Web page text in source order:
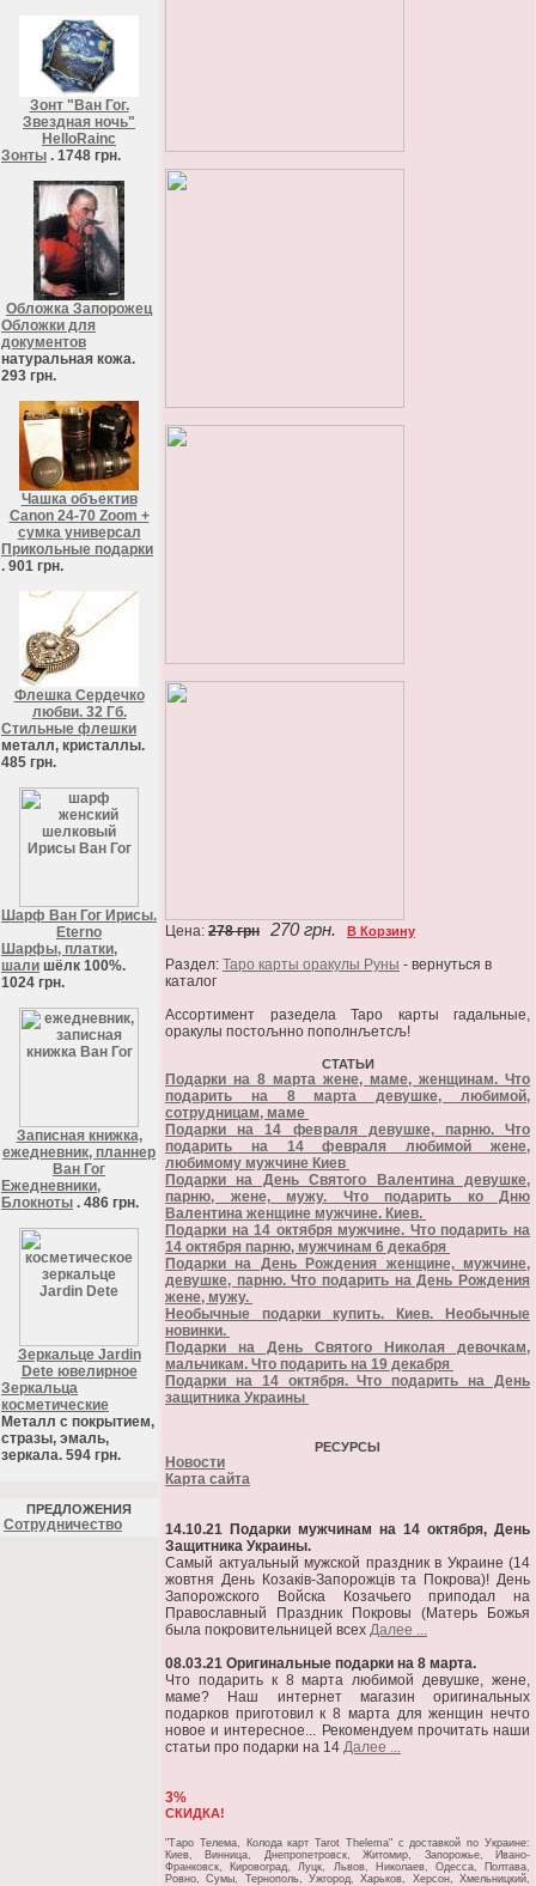
Зонт "Ван Гог.
Звездная ночь"
HelloRainc
Зонты . 1748 грн.
Обложка Запорожец
Обложки для
документов
натуральная кожа.
293 грн.
Чашка объектив
Canon 24-70 Zoom +
сумка универсал
Прикольные подарки
. 901 грн.
Флешка Сердечко
любви. 32 Гб.
Стильные флешки
металл, кристаллы.
485 грн.
Шарф Ван Гог Ирисы.
Eterno
Шарфы, платки,
шали шёлк 100%.
1024 грн.
Записная книжка,
ежедневник, планнер
Ван Гог
Ежедневники,
Блокноты . 486 грн.
Зеркальце Jardin
Dete ювелирное
Зеркальца
косметические
Металл с покрытием,
стразы, эмаль,
зеркала. 594 грн.
ПРЕДЛОЖЕНИЯ
Cотрудничество
Цена: 278 грн 270 грн. В Корзину
Раздел: Таро карты оракулы Руны - вернуться в
каталог
Ассортимент разедела Таро карты гадальные,
оракулы постољнно пополнљетсљ!
СТАТЬИ
Подарки на 8 марта жене, маме, женщинам. Что
подарить на 8 марта девушке, любимой,
сотрудницам, маме
Подарки на 14 февраля девушке, парню. Что
подарить на 14 февраля любимой жене,
любимому мужчине Киев
Подарки на День Святого Валентина девушке,
парню, жене, мужу. Что подарить ко Дню
Валентина женщине мужчине. Киев.
Подарки на 14 октября мужчине. Что подарить на
14 октября парню, мужчинам 6 декабря
Подарки на День Рождения женщине, мужчине,
девушке, парню. Что подарить на День Рождения
жене, мужу.
Необычные подарки купить. Киев. Необычные
новинки.
Подарки на День Святого Николая девочкам,
мальчикам. Что подарить на 19 декабря
Подарки на 14 октября. Что подарить на День
защитника Украины
РЕСУРСЫ
Новости
Карта сайта
14.10.21 Подарки мужчинам на 14 октября, День
Защитника Украины.
Самый актуальный мужской праздник в Украине (14
жовтня День Козаків-Запорожців та Покрова)! День
Запорожского Войска Козачьего приподал на
Православный Праздник Покровы (Матерь Божья
была покровительницей всех Далее ...
08.03.21 Оригинальные подарки на 8 марта.
Что подарить к 8 марта любимой девушке, жене,
маме? Наш интернет магазин оригинальных
подарков приготовил к 8 марта для женщин нечто
новое и интересное... Рекомендуем прочитать наши
статьи про подарки на 14 Далее ...
3%
СКИДКА!
"Таро Телема, Колода карт Tarot Thelema" c доставкой по Украине:
Киев, Винница, Днепропетровск, Житомир, Запорожье, Ивано-
Франковск, Кировоград, Луцк, Львов, Николаев, Одесса, Полтава,
Ровно, Сумы, Тернополь, Ужгород, Харьков, Херсон, Хмельницкий,